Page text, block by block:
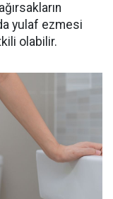
yulaf ezmesi
olabilir.